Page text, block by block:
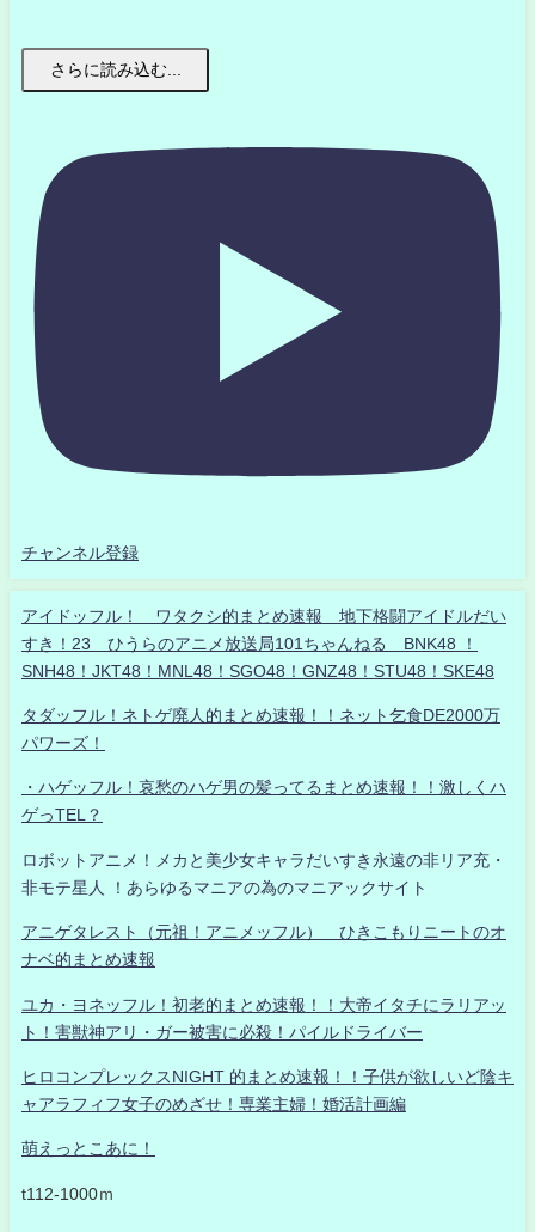
さらに読み込む...
チャンネル登録
アイドッフル！ ワタクシ的まとめ速報 地下格闘アイドルだい
すき！23 ひうらのアニメ放送局101ちゃんねる BNK48 ！
SNH48！JKT48！MNL48！SGO48！GNZ48！STU48！SKE48
タダッフル！ネトゲ廃人的まとめ速報！！ネット乞食DE2000万
パワーズ！
・ハゲッフル！哀愁のハゲ男の髪ってるまとめ速報！！激しくハ
ゲっTEL？
ロボットアニメ！メカと美少女キャラだいすき永遠の非リア充・
非モテ星人 ！あらゆるマニアの為のマニアックサイト
アニゲタレスト（元祖！アニメッフル） ひきこもりニートのオ
ナベ的まとめ速報
ユカ・ヨネッフル！初老的まとめ速報！！大帝イタチにラリアッ
ト！害獣神アリ・ガー被害に必殺！パイルドライバー
ヒロコンプレックスNIGHT 的まとめ速報！！子供が欲しいど陰キ
ャアラフィフ女子のめざせ！専業主婦！婚活計画編
萌えっとこあに！
t112-1000ｍ